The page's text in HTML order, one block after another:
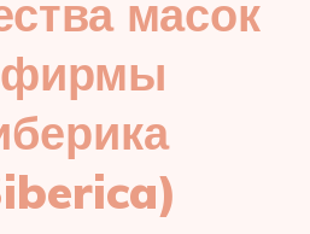
масок
фирмы